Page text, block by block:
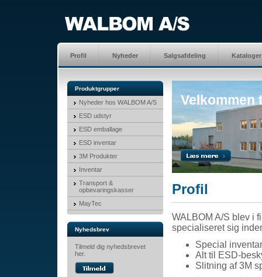
Profil Nyheder Salgsafdeling Kataloger
Produktgrupper
Nyheder hos WALBOM A/S
ESD udstyr
ESD emballage
ESD inventar
3M Produkter
Inventar
Transport &
opbevaringskasser
MayTec
Nyhedsbrev
Tilmeld dig nyhedsbrevet
her.
Velkommen
Profil
WALBOM A/S blev i
specialiseret sig
Special inventar
Alt til ESD-
Slitning af 3M